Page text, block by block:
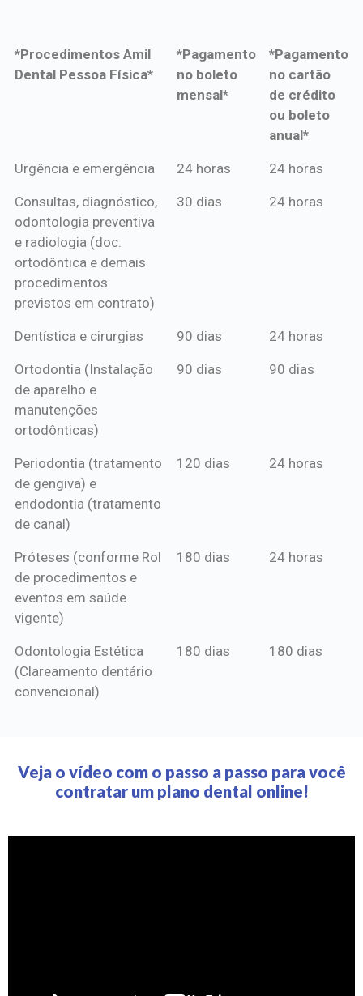
*Procedimentos Amil
Dental Pessoa Física*
*Pagamento
no boleto
mensal*
*Pagamento
no cartão
de crédito
ou boleto
anual*
*Procedimentos Amil
*Pagamento
mensal*
*Pagamento
de crédito
Urgência e emergência 24 horas 24 horas
Consultas, diagnóstico,
odontologia preventiva
e radiologia (doc.
ortodôntica e demais
procedimentos
previstos em contrato)
30 dias 24 horas
Dentística e cirurgias 90 dias 24 horas
Ortodontia (Instalação
de aparelho e
manutenções
ortodônticas)
90 dias 90 dias
Periodontia (tratamento
de gengiva) e
endodontia (tratamento
de canal)
120 dias 24 horas
Próteses (conforme Rol
de procedimentos e
eventos em saúde
vigente)
180 dias 24 horas
Odontologia Estética
(Clareamento dentário
convencional)
180 dias 180 dias
Veja o vídeo com o passo a passo para você
contratar um plano dental online!